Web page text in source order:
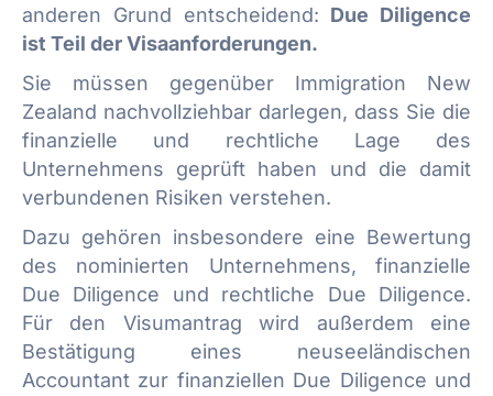
anderen Grund entscheidend: Due Diligence
ist Teil der Visaanforderungen.
Sie müssen gegenüber Immigration New
Zealand nachvollziehbar darlegen, dass Sie die
finanzielle und rechtliche Lage des
Unternehmens geprüft haben und die damit
verbundenen Risiken verstehen.
Dazu gehören insbesondere eine Bewertung
des nominierten Unternehmens, finanzielle
Due Diligence und rechtliche Due Diligence.
Für den Visumantrag wird außerdem eine
Bestätigung eines neuseeländischen
Accountant zur finanziellen Due Diligence und